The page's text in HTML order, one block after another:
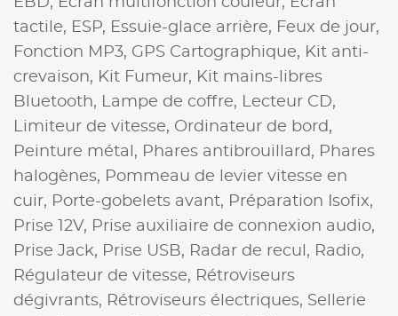
tactile, ESP, Essuie-glace arrière, Feux de jour,
Fonction MP3, GPS Cartographique, Kit anti-
crevaison, Kit Fumeur, Kit mains-libres
Bluetooth,
Lampe de coffre,
Lecteur CD,
Limiteur de vitesse, Ordinateur de bord,
Peinture métal, Phares antibrouillard, Phares
halogènes, Pommeau de levier vitesse en
cuir, Porte-gobelets avant, Préparation Isofix,
Prise 12V, Prise auxiliaire de connexion audio,
Prise Jack, Prise USB, Radar de recul, Radio,
Régulateur de vitesse, Rétroviseurs
dégivrants, Rétroviseurs électriques, Sellerie